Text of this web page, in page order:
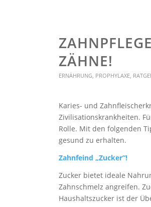
ZÄHNE!
ERNÄHRUNG PROPHYLAXE
Karies- und
Zivilisationskrankheiten.
Rolle. Mit den folgenden
gesund zu erhalten.
Zahnfeind „Zucker“!
Zucker bietet ideale
Zahnschmelz angreifen.
Haushaltszucker ist der